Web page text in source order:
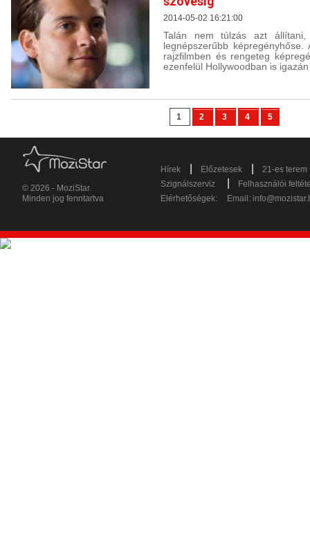
2014-05-02 16:21:00
Talán nem túlzás azt
legnépszerűbb
rajzfilmben és rengeteg
ezenfelül Hollywoodban is
1 2 3 4 5
© 2026 - MoziStar.
Minden jog fenntartva
Hírek Előzetesek
21-es terem
Szignálszerviz
Felhasználói
Elérhetőségek:
Email: